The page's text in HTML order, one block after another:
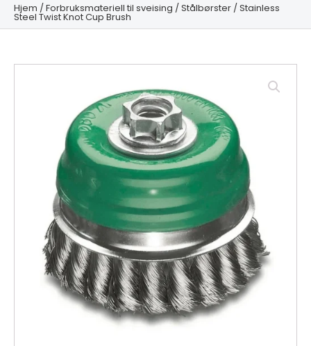
Hjem /Forbruksmateriell til sveising /Stålbørster / Stainless
Steel Twist Knot Cup Brush